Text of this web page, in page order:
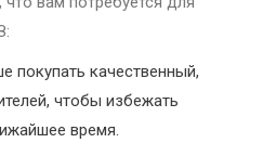
покупать качественный,
чтобы избежать
время.